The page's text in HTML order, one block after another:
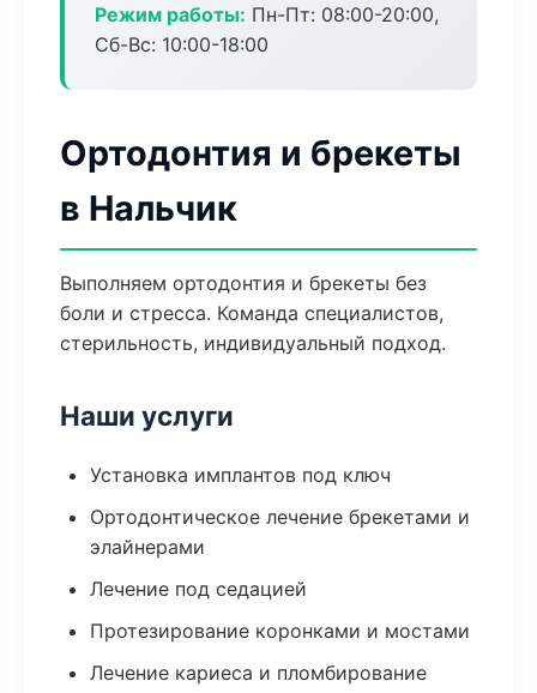
Режим работы: Пн-Пт: 08:00-20:00,
Сб-Вс: 10:00-18:00
Ортодонтия и брекеты
в Нальчик
Выполняем ортодонтия и брекеты без
боли и стресса. Команда специалистов,
стерильность, индивидуальный подход.
Наши услуги
Установка имплантов под ключ
Ортодонтическое лечение брекетами и
элайнерами
Лечение под седацией
Протезирование коронками и мостами
Лечение кариеса и пломбирование